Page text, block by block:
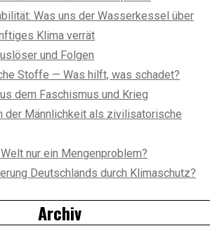
Was uns der Wasserkessel über
Klima verrät
und Folgen
Stoffe — Was hilft, was schadet?
dem Faschismus und Krieg
der Männlichkeit als zivilisatorische
nur ein Mengenproblem?
Deutschlands durch Klimaschutz?
Archiv